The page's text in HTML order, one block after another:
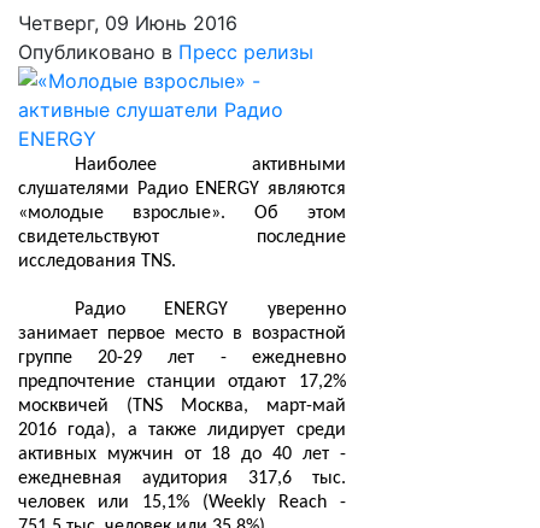
Четверг, 09 Июнь 2016
Опубликовано в Пресс релизы
Наиболее активными
слушателями Радио ENERGY являются
«молодые взрослые». Об этом
свидетельствуют последние
исследования TNS.
Радио ENERGY уверенно
занимает первое место в возрастной
группе 20-29 лет - ежедневно
предпочтение станции отдают 17,2%
москвичей (TNS Москва, март-май
2016 года), а также лидирует среди
активных мужчин от 18 до 40 лет -
ежедневная аудитория 317,6 тыс.
человек или 15,1% (Weekly Reach -